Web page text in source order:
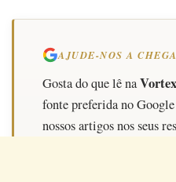
AJUDE-NOS A
Gosta do que lê na
fonte preferida no Google
nossos artigos nos seus